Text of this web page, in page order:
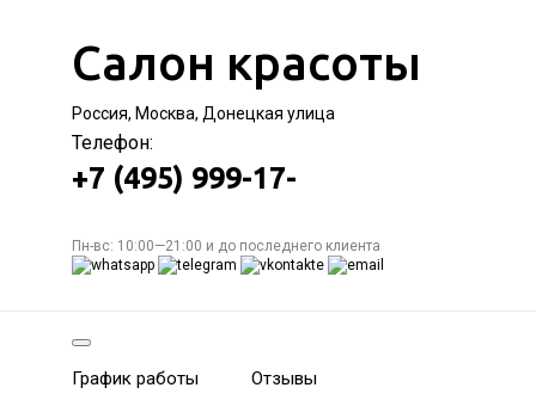
Салон красоты
Россия, Москва, Донецкая улица
Телефон:
+7 (495) 999-17-
Пн-вс: 10:00—21:00 и до последнего клиента
График работы Отзывы